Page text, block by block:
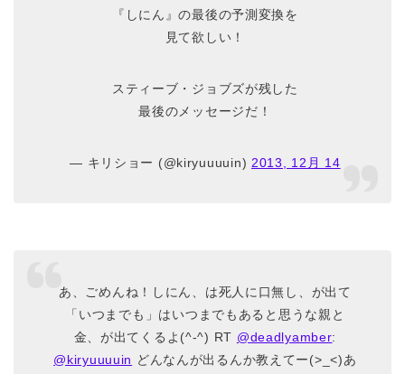
『しにん』の最後の予測変換を
見て欲しい！
スティーブ・ジョブズが残した
最後のメッセージだ！
— キリショー (@kiryuuuuin) 2013, 12月 14
あ、ごめんね！しにん、は死人に口無し、が出て
「いつまでも」はいつまでもあると思うな親と
金、が出てくるよ(^-^) RT @deadlyamber:
@kiryuuuuin どんなんが出るんか教えてー(>_<)あ